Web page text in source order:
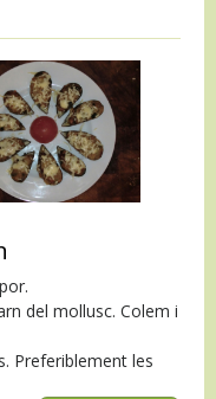
del mollusc. Colem i
Preferiblement les